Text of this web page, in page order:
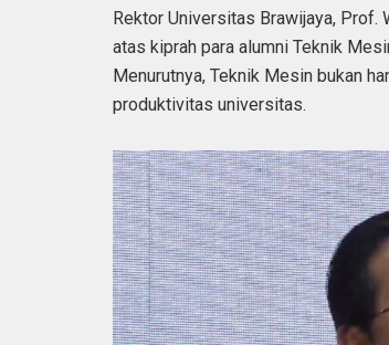
Rektor Universitas Brawijaya, Prof.
atas kiprah para alumni Teknik
Menurutnya, Teknik Mesin bukan
produktivitas universitas.